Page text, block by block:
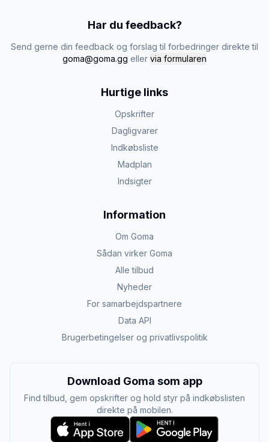
Har du feedback?
Send gerne din feedback og forslag til forbedringer direkte til
goma@goma.gg eller via formularen
Hurtige links
Opskrifter
Dagligvarer
Indkøbsliste
Madplan
Indsigter
Information
Om Goma
Sådan virker Goma
Alle tilbud
Nyheder
For samarbejdspartnere
Data API
Brugerbetingelser og privatlivspolitik
Download Goma som app
Find tilbud, gem opskrifter og hold styr på indkøbslisten
direkte på mobilen.